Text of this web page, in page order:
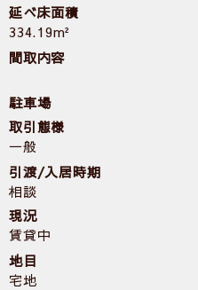
延べ床面積
334.19m²
間取内容
駐車場
取引態様
一般
引渡/入居時期
相談
現況
賃貸中
地目
宅地